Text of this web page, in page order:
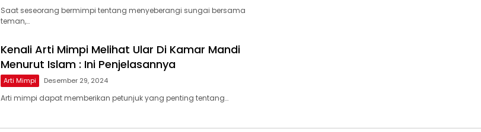
Saat seseorang bermimpi tentang menyeberangi sungai bersama
teman,…
Kenali Arti Mimpi Melihat Ular Di Kamar Mandi
Menurut Islam : Ini Penjelasannya
Arti Mimpi Desember 29, 2024
Arti mimpi dapat memberikan petunjuk yang penting tentang…